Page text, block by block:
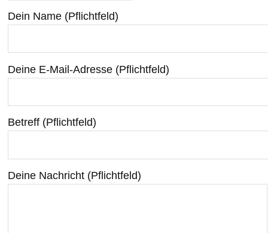
Dein Name (Pflichtfeld)
Deine E-Mail-Adresse (Pflichtfeld)
Betreff (Pflichtfeld)
Deine Nachricht (Pflichtfeld)